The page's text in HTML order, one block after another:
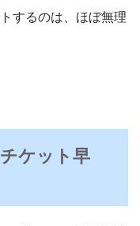
するのは、ほぼ無理
ケット早